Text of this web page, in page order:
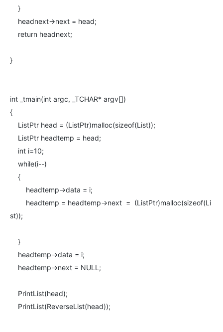
}
headnext->next = head;
return headnext;
}
int _tmain(int argc, _TCHAR* argv[])
{
ListPtr head = (ListPtr)malloc(sizeof(List));
ListPtr headtemp = head;
int i=10;
while(i--)
{
headtemp->data = i;
headtemp = headtemp->next = (ListPtr)malloc(sizeof(Li
st));
}
headtemp->data = i;
headtemp->next = NULL;
PrintList(head);
PrintList(ReverseList(head));